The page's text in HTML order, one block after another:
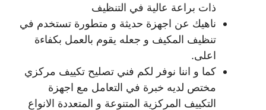
ذات براعة عالية في التنظيف
ناهيك عن اجهزة حديثة و متطورة تستخدم في
تنظيف المكيف و جعله يقوم بالعمل بكفاءة
اعلى.
كما و اننا نوفر لكم فني تصليح تكييف مركزي
مختص لديه خبرة في التعامل مع اجهزة
التكييف المركزية المتنوعة و المتعددة الانواع